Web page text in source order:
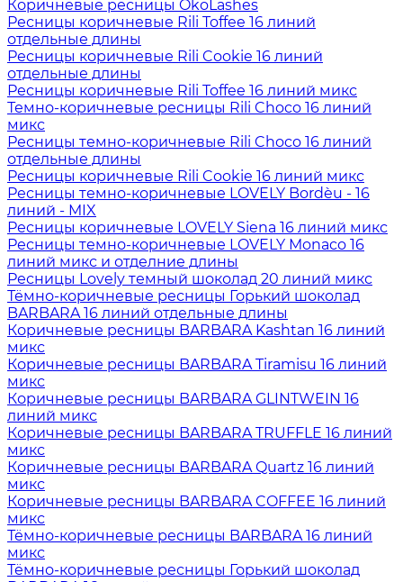
Коричневые ресницы OkoLashes
Ресницы коричневые Rili Toffee 16 линий
отдельные длины
Ресницы коричневые Rili Cookie 16 линий
отдельные длины
Ресницы коричневые Rili Toffee 16 линий микс
Темно-коричневые ресницы Rili Choco 16 линий
микс
Ресницы темно-коричневые Rili Choco 16 линий
отдельные длины
Ресницы коричневые Rili Cookie 16 линий микс
Ресницы темно-коричневые LOVELY Bordèu - 16
линий - MIX
Ресницы коричневые LOVELY Siena 16 линий микс
Ресницы темно-коричневые LOVELY Monaco 16
линий микс и отделние длины
Ресницы Lovely темный шоколад 20 линий микс
Тёмно-коричневые ресницы Горький шоколад
BARBARA 16 линий отдельные длины
Коричневые ресницы BARBARA Kashtan 16 линий
микс
Коричневые ресницы BARBARA Tiramisu 16 линий
микс
Коричневые ресницы BARBARA GLINTWEIN 16
линий микс
Коричневые ресницы BARBARA TRUFFLE 16 линий
микс
Коричневые ресницы BARBARA Quartz 16 линий
микс
Коричневые ресницы BARBARA COFFEE 16 линий
микс
Тёмно-коричневые ресницы BARBARA 16 линий
микс
Тёмно-коричневые ресницы Горький шоколад